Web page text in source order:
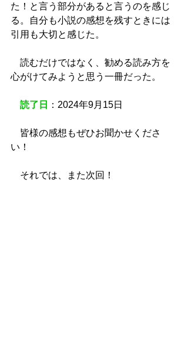
た！と言う部分があると言うのを感じ
る。自分も小説の感想を残すときには
引用も大切と感じた。
読むだけではなく、勧める読み方を
心がけてみようと思う一冊だった。
読了日 ：2024年9月15日
皆様の感想もぜひお聞かせくださ
い！
それでは、また次回！